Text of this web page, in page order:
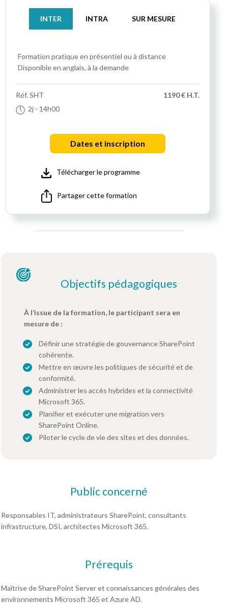
INTER INTRA SUR MESURE
Formation pratique en présentiel ou à distance
Disponible en anglais, à la demande
Réf.SHT
2j - 14h00
1190 € H.T.
Dates et inscription
Télécharger le programme
Partager cette formation
Objectifs pédagogiques
À l’issue de la formation, le participant sera en
mesure de :
Définir une stratégie de gouvernance SharePoint
cohérente.
Mettre en œuvre les politiques de sécurité et de
conformité.
Administrer les accès hybrides et la connectivité
Microsoft 365.
Planifier et exécuter une migration vers
SharePoint Online.
Piloter le cycle de vie des sites et des données.
Public concerné
Responsables IT, administrateurs SharePoint, consultants
infrastructure, DSI, architectes Microsoft 365.
Prérequis
Maîtrise de SharePoint Server et connaissances générales des
environnements Microsoft 365 et Azure AD.